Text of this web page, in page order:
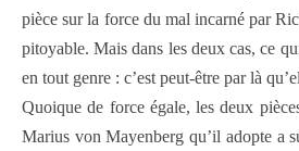
pièce sur la force du mal incarné par
pitoyable. Mais dans les deux cas, ce
en tout genre : c’est peut-être par là
Quoique de force égale, les deux
Marius von Mayenberg qu’il adopte a